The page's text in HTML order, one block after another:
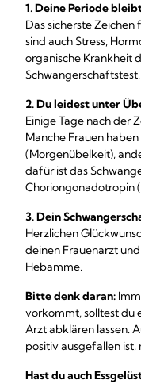
1. Deine Periode
Das sicherste
sind auch Stress,
organische Krankheit
Schwangerschaftstest.
2. Du leidest unter
Einige Tage nach der
Manche Frauen
(Morgenübelkeit),
dafür ist das
Choriongonadotropin
3. Dein
Herzlichen
deinen Frauenarzt
Hebamme.
Bitte denk daran:
vorkommt, solltest du
Arzt abklären lassen.
positiv ausgefallen ist,
Hast du auch